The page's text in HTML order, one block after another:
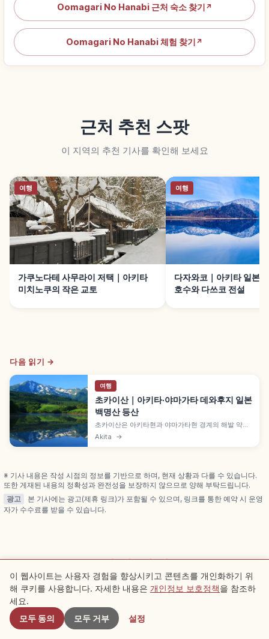
Oomagari No Hanabi 근처 숙소 찾기 ↗
Oomagari No Hanabi 체험 찾기 ↗
근처 추천 스팟
이 지역의 추천 기사를 확인해 보세요
여행
가쿠노다테 사무라이 저택｜아키타
미치노쿠의 작은 교토
여행
다자와코｜아키타 일본
호수와 다쓰코 전설
다음 읽기 →
여행
초카이산｜아키타·야마가타 데와후지 일본
백명산 등산
초카이산은 아키타현과 야마가타현 경계의 해발 약
2,236m 성층화산으로, 일본 100명산이자 야마가타
Akita →
※ 기사 내용은 작성 시점의 정보를 기반으로 하며, 현재 상황과 다를 수 있습니다.
또한 게재된 내용의 정확성과 완전성을 보장하지 않으므로 양해 부탁드립니다.
광고
본 기사에는 광고(제휴 링크)가 포함될 수 있으며, 링크를 통한 예약 시 운영
자가 수수료를 받을 수 있습니다.
관련 기사
같은 카테고리의 추천 기사를 확인해 보세요
Kyoto
근처 스팟
전통 문화 알아보기
이 웹사이트는 사용자 경험을 향상시키고 콘텐츠를 개인화하기 위
해 쿠키를 사용합니다. 자세한 내용은 개인정보 보호정책을 참조하
세요.
모두 동의
모두 거부 설정